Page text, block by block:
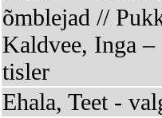
õmblejad //
Kaldvee, Inga
tisler
Ehala, Teet -